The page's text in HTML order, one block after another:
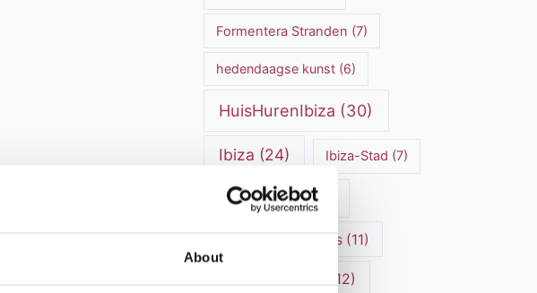
About
Formentera Stranden (7)
hedendaagse kunst(6)
HuisHurenIbiza (30)
Ibiza (24) Ibiza-Stad (7)
Ibiza cultuur(15)
Ibiza Geschiedenis (11)
(12)